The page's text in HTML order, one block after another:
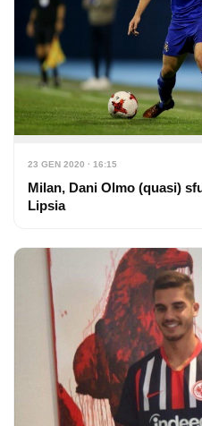
23 GEN 2020 · 16:15
Milan, Dani Olmo (quasi)
Lipsia